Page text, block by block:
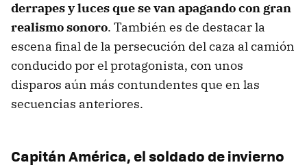
derrapes y luces que se van apagando con gran
realismo sonoro. También es de destacar la
escena final de la persecución del caza al camión
conducido por el protagonista, con unos
disparos aún más contundentes que en las
secuencias anteriores.
Capitán América, el soldado de invierno